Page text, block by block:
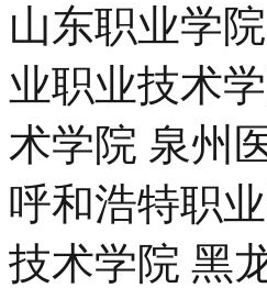
山东职业学
业职业技术
术学院 泉州
呼和浩特职
技术学院 黑